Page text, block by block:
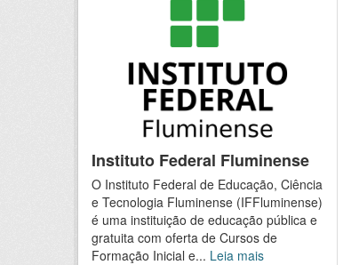
Instituto Federal Fluminense
O Instituto Federal de Educação, Ciência
e Tecnologia Fluminense (IFFluminense)
é uma instituição de educação pública e
gratuita com oferta de Cursos de
Formação Inicial e... Leia mais